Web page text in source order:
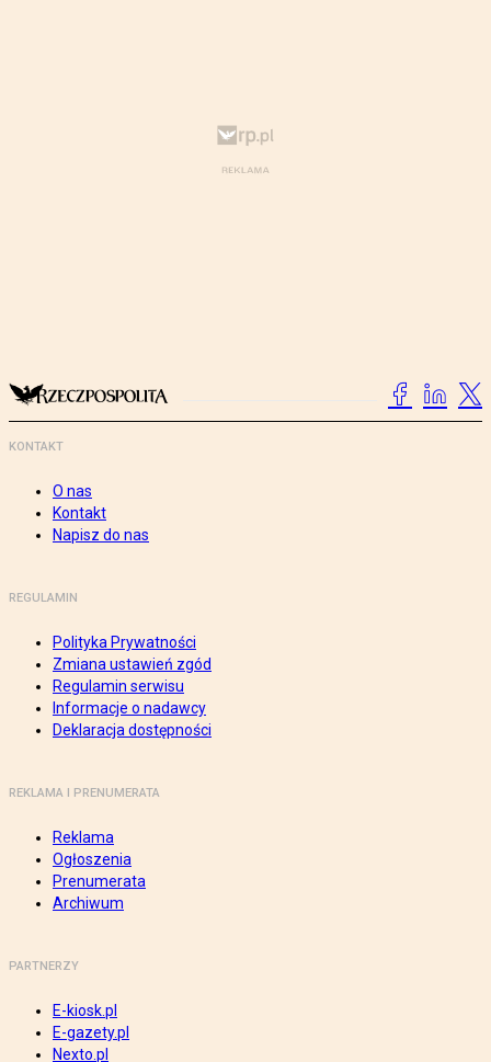
KONTAKT
O nas
Kontakt
Napisz do nas
REGULAMIN
Polityka Prywatności
Zmiana ustawień zgód
Regulamin serwisu
Informacje o nadawcy
Deklaracja dostępności
REKLAMA I PRENUMERATA
Reklama
Ogłoszenia
Prenumerata
Archiwum
PARTNERZY
E-kiosk.pl
E-gazety.pl
Nexto.pl